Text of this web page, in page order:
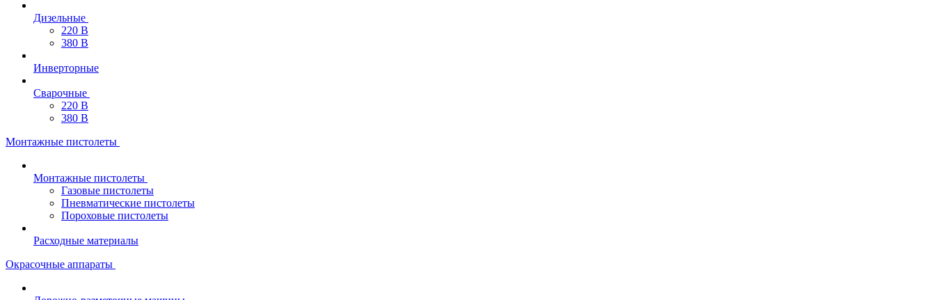
Дизельные
220 В
380 В
Инверторные
Сварочные
220 В
380 В
Монтажные пистолеты
Монтажные пистолеты
Газовые пистолеты
Пневматические пистолеты
Пороховые пистолеты
Расходные материалы
Окрасочные аппараты